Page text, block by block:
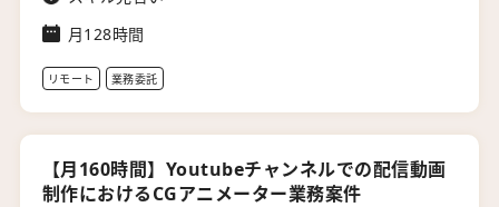
月128時間
リモート 業務委託
【月160時間】Youtubeチャンネルでの配信動画
制作におけるCGアニメーター業務案件